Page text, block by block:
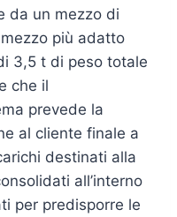
da un mezzo di
più adatto
3,5 t di peso totale
che il
prevede la
al cliente finale a
destinati alla
all’interno
per predisporre le